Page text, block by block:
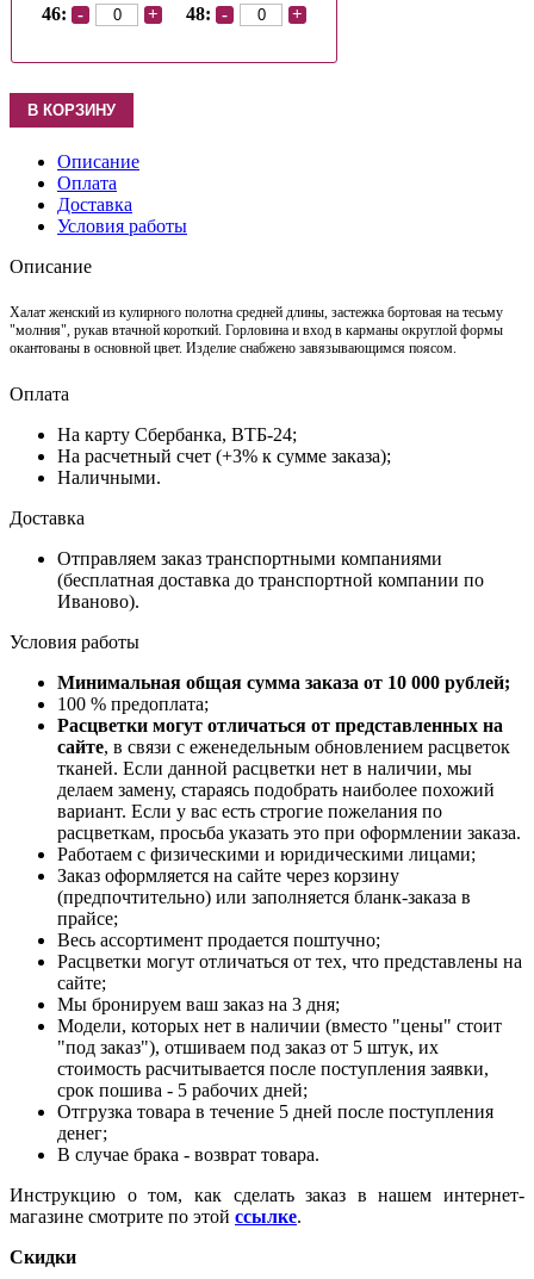
46:
- + 48: - +
Описание
Оплата
Доставка
Условия работы
Описание
Халат женский из кулирного полотна средней длины, застежка бортовая на тесьму
"молния", рукав втачной короткий. Горловина и вход в карманы округлой формы
окантованы в основной цвет. Изделие снабжено завязывающимся поясом.
Оплата
На карту Сбербанка, ВТБ-24;
На расчетный счет (+3% к сумме заказа);
Наличными.
Доставка
Отправляем заказ транспортными компаниями
(бесплатная доставка до транспортной компании по
Иваново).
Условия работы
Минимальная общая сумма заказа от 10 000 рублей;
100 % предоплата;
Расцветки могут отличаться от представленных на
сайте, в связи с еженедельным обновлением расцветок
тканей. Если данной расцветки нет в наличии, мы
делаем замену, стараясь подобрать наиболее похожий
вариант. Если у вас есть строгие пожелания по
расцветкам, просьба указать это при оформлении заказа.
Работаем с физическими и юридическими лицами;
Заказ оформляется на сайте через корзину
(предпочтительно) или заполняется бланк-заказа в
прайсе;
Весь ассортимент продается поштучно;
Расцветки могут отличаться от тех, что представлены на
сайте;
Мы бронируем ваш заказ на 3 дня;
Модели, которых нет в наличии (вместо "цены" стоит
"под заказ"), отшиваем под заказ от 5 штук, их
стоимость расчитывается после поступления заявки,
срок пошива - 5 рабочих дней;
Отгрузка товара в течение 5 дней после поступления
денег;
В случае брака - возврат товара.
Инструкцию о том, как сделать заказ в нашем интернет-
магазине смотрите по этой ссылке.
Скидки